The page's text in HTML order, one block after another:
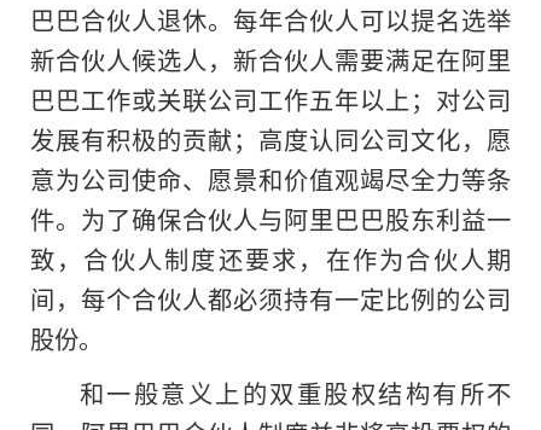
巴巴合伙人退休。每年合伙人可以提名选举
新合伙人候选人，新合伙人需要满足在阿里
巴巴工作或关联公司工作五年以上；对公司
发展有积极的贡献；高度认同公司文化，愿
意为公司使命、愿景和价值观竭尽全力等条
件。为了确保合伙人与阿里巴巴股东利益一
致，合伙人制度还要求，在作为合伙人期
间，每个合伙人都必须持有一定比例的公司
股份。
和一般意义上的双重股权结构有所不